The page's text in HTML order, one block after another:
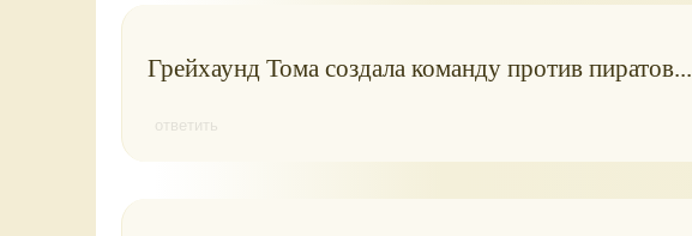
Грейхаунд Тома создала команду против пиратов...
ответить